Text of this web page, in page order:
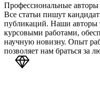
Профессиональные авторы
Все статьи пишут
публикаций. Наши
курсовыми работами,
научную новизну. Опыт
позволяет нам браться за